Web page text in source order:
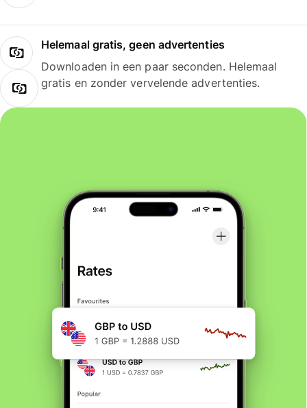
Helemaal gratis, geen advertenties
Downloaden in een paar seconden. Helemaal
gratis en zonder vervelende advertenties.